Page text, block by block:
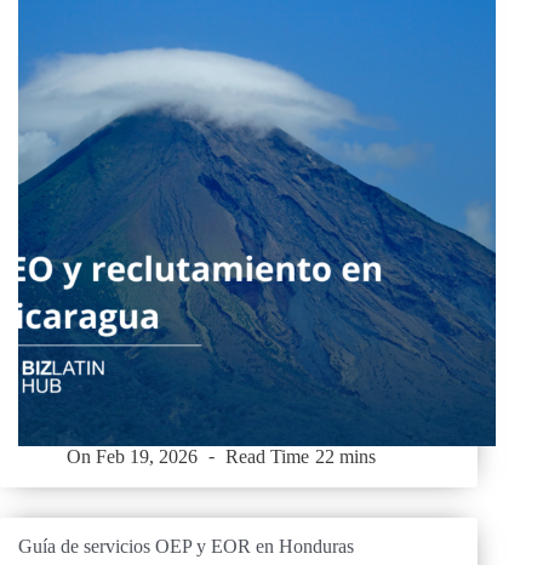
On Feb 19, 2026 Read Time 22 mins
Guía de servicios OEP y EOR en Honduras